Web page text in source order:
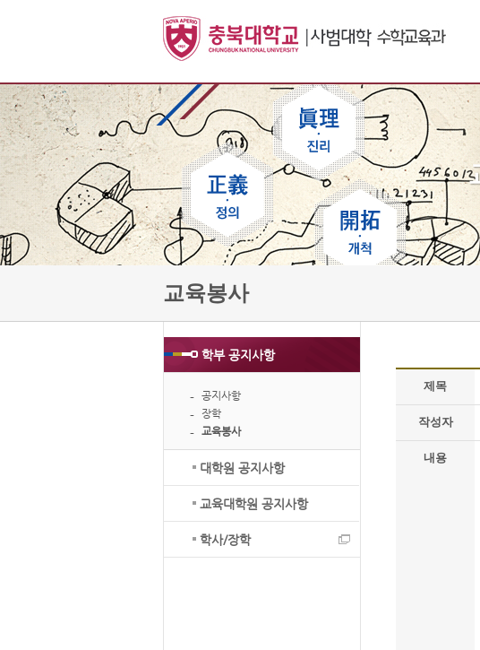
학부 공지사항
공지사항
장학
교육봉사
대학원 공지사항
교육대학원 공지사항
학사/장학
교육봉사
제목
작성자
내용